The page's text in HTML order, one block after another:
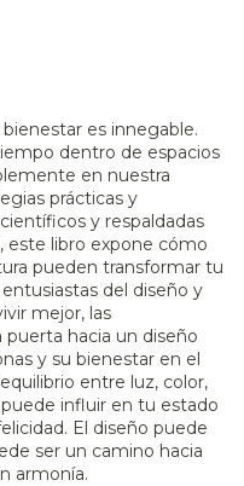
es innegable.
dentro de espacios
en nuestra
prácticas y
y respaldadas
este libro expone cómo
pueden transformar tu
del diseño y
mejor, las
hacia un diseño
y su bienestar en el
entre luz, color,
influir en tu estado
El diseño puede
ser un camino hacia
armonía.